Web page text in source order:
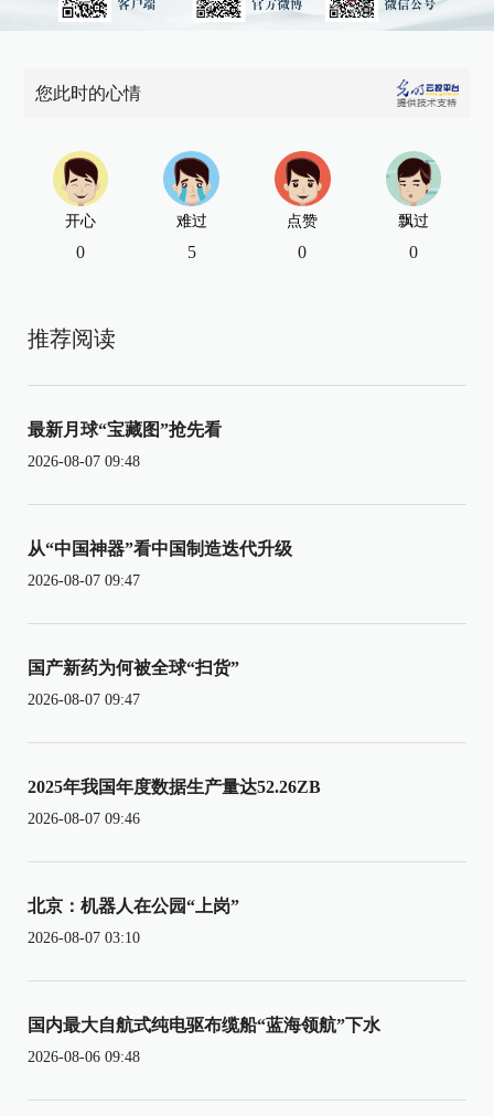
您此时的心情
开心
0
难过
5
点赞
0
飘过
0
推荐阅读
最新月球“宝藏图”抢先看
2026-08-07 09:48
从“中国神器”看中国制造迭代升级
2026-08-07 09:47
国产新药为何被全球“扫货”
2026-08-07 09:47
2025年我国年度数据生产量达52.26ZB
2026-08-07 09:46
北京：机器人在公园“上岗”
2026-08-07 03:10
国内最大自航式纯电驱布缆船“蓝海领航”下水
2026-08-06 09:48